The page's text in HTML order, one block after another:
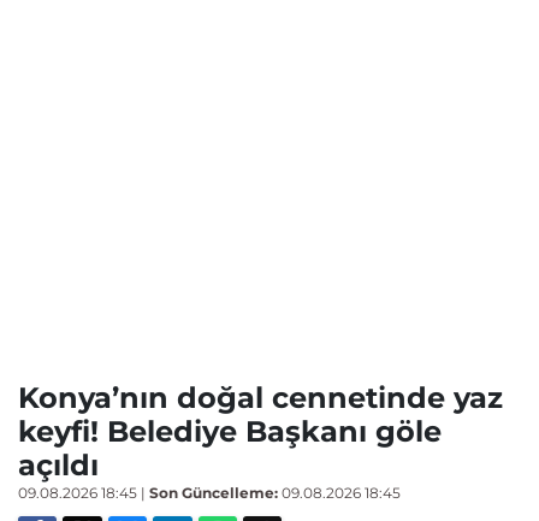
Konya’nın doğal cennetinde yaz
keyfi! Belediye Başkanı göle
açıldı
09.08.2026 18:45 | Son Güncelleme: 09.08.2026 18:45